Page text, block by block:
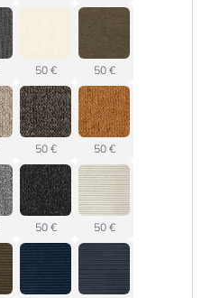
50 € 50 €
50 € 50 €
50 € 50 €